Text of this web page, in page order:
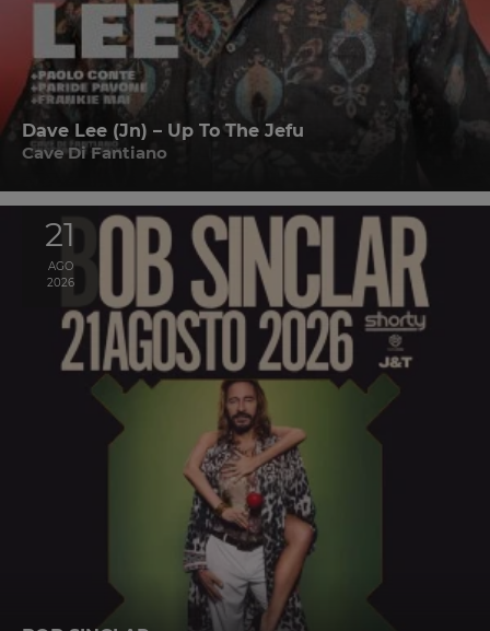
Dave Lee (Jn) – Up To The Jefu
Cave Di Fantiano
21
AGO
2026